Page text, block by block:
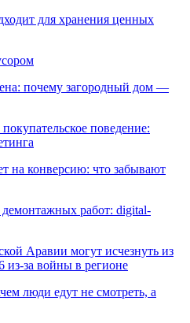
для хранения ценных
почему загородный дом —
поведение:
на конверсию: что забывают
работ: digital-
Аравии могут исчезнуть из
из-за войны в регионе
люди едут не смотреть, а